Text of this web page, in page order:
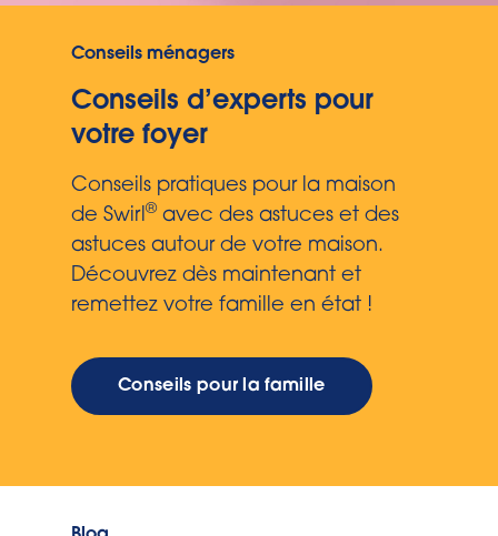
Conseils ménagers
Conseils d’experts pour
votre foyer
Conseils pratiques pour la maison
de Swirl ® avec des astuces et des
astuces autour de votre maison.
Découvrez dès maintenant et
remettez votre famille en état !
Conseils pour la famille